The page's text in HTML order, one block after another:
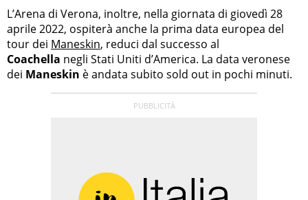
L’Arena di Verona, inoltre, nella giornata di giovedì 28
aprile 2022, ospiterà anche la prima data europea del
tour dei Maneskin, reduci dal successo al
Coachella negli Stati Uniti d’America. La data veronese
dei Maneskin è andata subito sold out in pochi minuti.